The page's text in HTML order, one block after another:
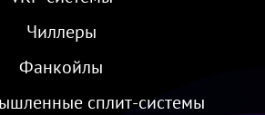
Чиллеры
Фанкойлы
сплит-системы